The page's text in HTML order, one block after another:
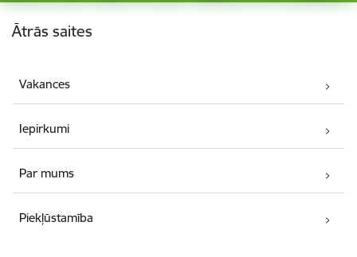
Kājene
Ātrās saites
Vakances
Iepirkumi
Par mums
Piekļūstamība